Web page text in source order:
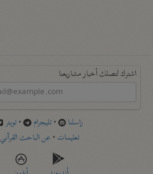
اشترك لتصلك أخبار مشاريعنا
راسلنا •تليجرام •تويتر
تعليمات •عن الباحث القرآني